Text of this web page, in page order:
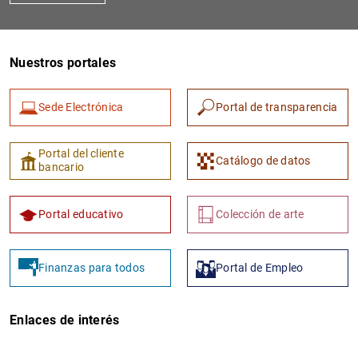
Nuestros portales
Sede Electrónica Portal de transparencia
Portal del cliente
bancario
Catálogo de datos
Portal educativo Colección de arte
Finanzas para todos Portal de Empleo
Enlaces de interés